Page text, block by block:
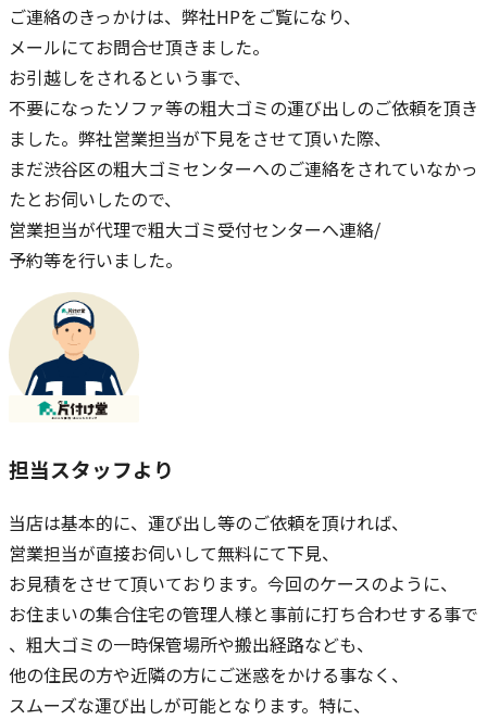
ご連絡のきっかけは、弊社HPをご覧になり、
メールにてお問合せ頂きました。
お引越しをされるという事で、
不要になったソファ等の粗大ゴミの運び出しのご依頼を頂き
ました。弊社営業担当が下見をさせて頂いた際、
まだ渋谷区の粗大ゴミセンターへのご連絡をされていなかっ
たとお伺いしたので、
営業担当が代理で粗大ゴミ受付センターへ連絡/
予約等を行いました。
担当スタッフより
当店は基本的に、運び出し等のご依頼を頂ければ、
営業担当が直接お伺いして無料にて下見、
お見積をさせて頂いております。今回のケースのように、
お住まいの集合住宅の管理人様と事前に打ち合わせする事で
、粗大ゴミの一時保管場所や搬出経路なども、
他の住民の方や近隣の方にご迷惑をかける事なく、
スムーズな運び出しが可能となります。特に、